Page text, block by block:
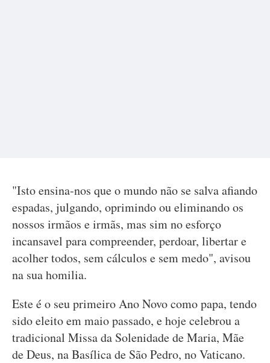
"Isto ensina-nos que o mundo não se salva afiando
espadas, julgando, oprimindo ou eliminando os
nossos irmãos e irmãs, mas sim no esforço
incansavel para compreender, perdoar, libertar e
acolher todos, sem cálculos e sem medo", avisou
na sua homilia.
Este é o seu primeiro Ano Novo como papa, tendo
sido eleito em maio passado, e hoje celebrou a
tradicional Missa da Solenidade de Maria, Mãe
de Deus, na Basílica de São Pedro, no Vaticano.